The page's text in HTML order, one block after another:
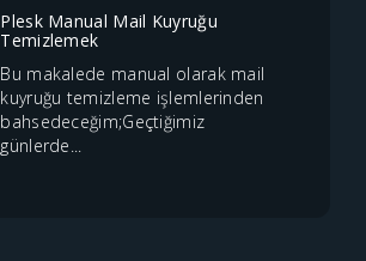
Plesk Manual Mail Kuyruğu
Temizlemek
Bu makalede manual olarak mail
kuyruğu temizleme işlemlerinden
bahsedeceğim;Geçtiğimiz
günlerde...